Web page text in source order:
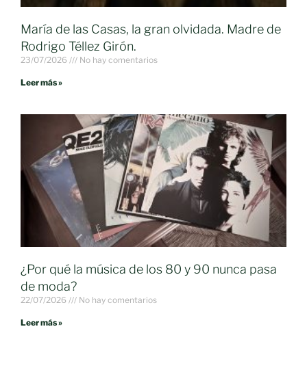
María de las Casas, la gran olvidada. Madre de
Rodrigo Téllez Girón.
23/07/2026 No hay comentarios
Leer más »
¿Por qué la música de los 80 y 90 nunca pasa
de moda?
22/07/2026 No hay comentarios
Leer más »